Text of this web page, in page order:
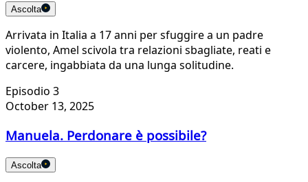
Ascolta
Arrivata in Italia a 17 anni per sfuggire a un padre
violento, Amel scivola tra relazioni sbagliate, reati e
carcere, ingabbiata da una lunga solitudine.
Episodio 3
October 13, 2025
Manuela. Perdonare è possibile?
Ascolta